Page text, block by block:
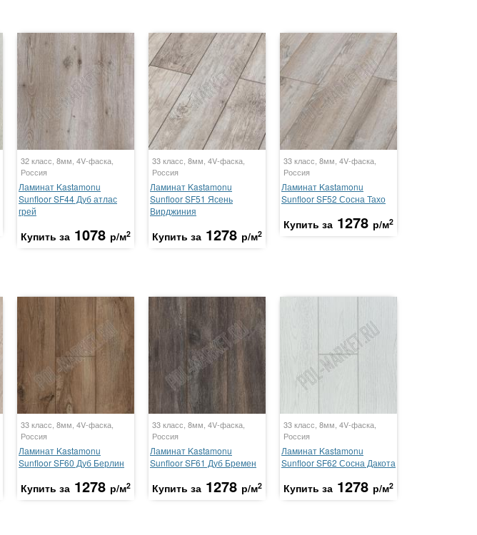
32 класс, 8мм, 4V-фаска,
Россия
Ламинат Kastamonu
Sunfloor SF44 Дуб атлас
грей
Купить за 1078 р/м2
33 класс, 8мм, 4V-фаска,
Россия
Ламинат Kastamonu
Sunfloor SF51 Ясень
Вирджиния
Купить за 1278 р/м2
33 класс, 8мм, 4V-фаска,
Россия
Ламинат Kastamonu
Sunfloor SF52 Сосна Тахо
Купить за 1278 р/м2
33 класс, 8мм, 4V-фаска,
Россия
Ламинат Kastamonu
Sunfloor SF60 Дуб Берлин
Купить за 1278 р/м2
33 класс, 8мм, 4V-фаска,
Россия
Ламинат Kastamonu
Sunfloor SF61 Дуб Бремен
Купить за 1278 р/м2
33 класс, 8мм, 4V-фаска,
Россия
Ламинат Kastamonu
Sunfloor SF62 Сосна Дакота
Купить за 1278 р/м2